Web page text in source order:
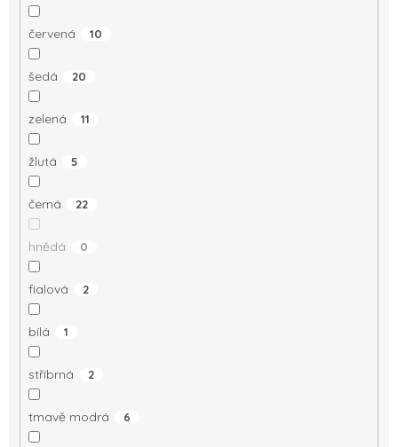
červená 10
šedá 20
zelená 11
žlutá 5
černá 22
hnědá 0
fialová 2
bílá 1
stříbrná 2
tmavě modrá 6